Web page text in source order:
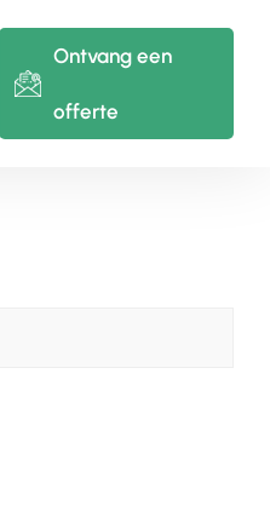
Ontvang een
offerte